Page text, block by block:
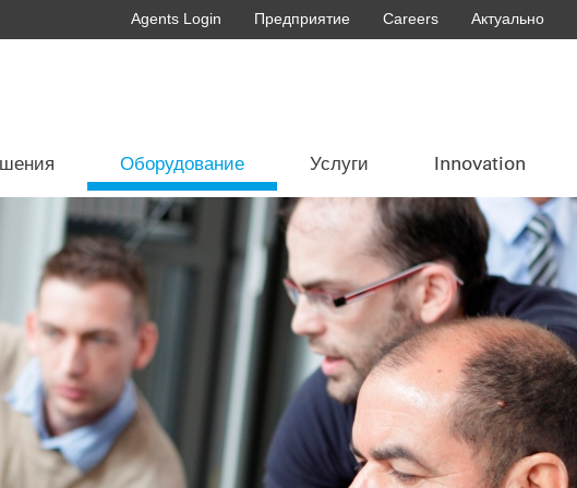
Agents Login Предприятие Careers Актуально
Оборудование Услуги Innovation